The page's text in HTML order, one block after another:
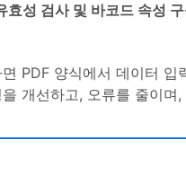
성 검사 및 바코드 속성
PDF 양식에서 데이터 입
개선하고, 오류를 줄이